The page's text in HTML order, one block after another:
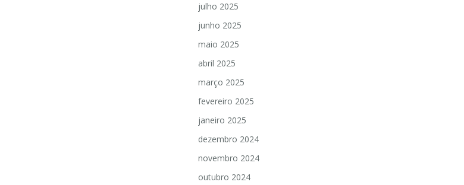
julho 2025
junho 2025
maio 2025
abril 2025
março 2025
fevereiro 2025
janeiro 2025
dezembro 2024
novembro 2024
outubro 2024